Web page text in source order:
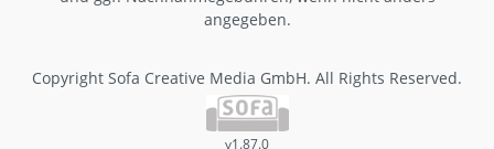
angegeben.
Copyright Sofa Creative Media GmbH. All Rights Reserved.
v1.87.0